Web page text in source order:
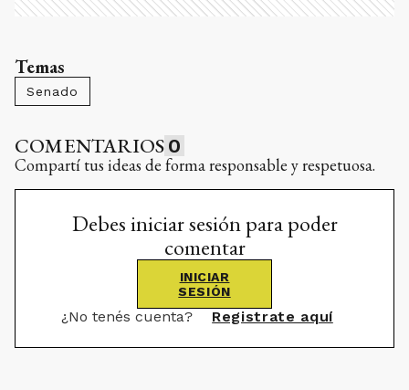
Temas
Senado
COMENTARIOS 0
Compartí tus ideas de forma responsable y respetuosa.
Debes iniciar sesión para poder
comentar
INICIAR
SESIÓN
¿No tenés cuenta? Registrate aquí